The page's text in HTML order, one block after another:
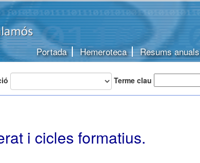
Portada Hemeroteca Resums anuals
Terme clau
i cicles formatius.